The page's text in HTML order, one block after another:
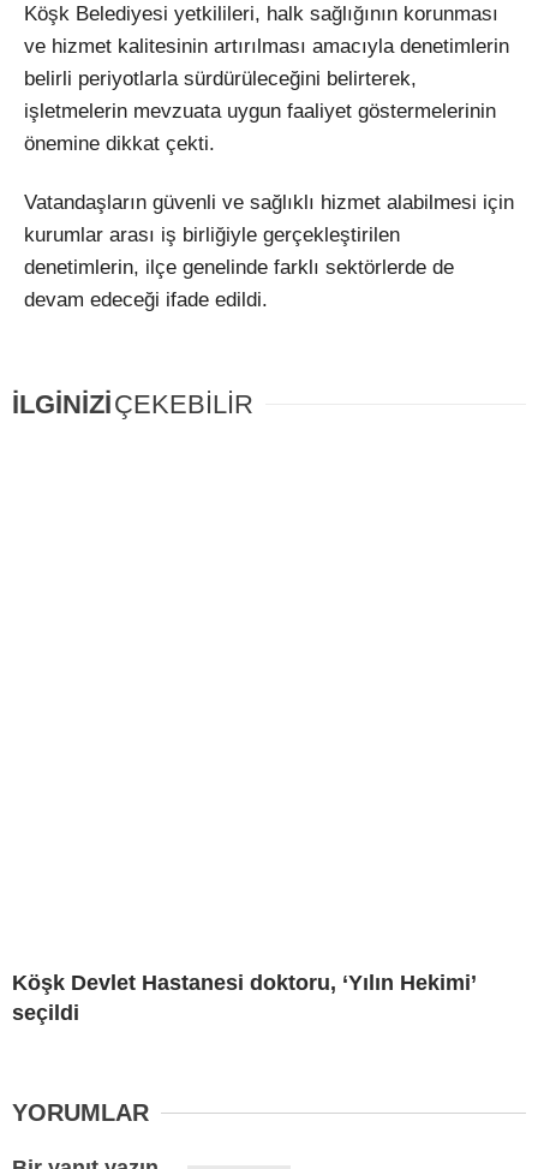
Köşk Belediyesi yetkilileri, halk sağlığının korunması
ve hizmet kalitesinin artırılması amacıyla denetimlerin
belirli periyotlarla sürdürüleceğini belirterek,
işletmelerin mevzuata uygun faaliyet göstermelerinin
önemine dikkat çekti.
Vatandaşların güvenli ve sağlıklı hizmet alabilmesi için
kurumlar arası iş birliğiyle gerçekleştirilen
denetimlerin, ilçe genelinde farklı sektörlerde de
devam edeceği ifade edildi.
İLGİNİZİÇEKEBİLİR
Köşk Devlet Hastanesi doktoru, ‘Yılın Hekimi’
seçildi
YORUMLAR